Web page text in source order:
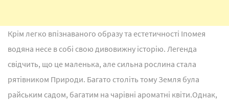
Крім легко впізнаваного образу та естетичності Іпомея
водяна несе в собі свою дивовижну історію. Легенда
свідчить, що це маленька, але сильна рослина стала
рятівником Природи. Багато століть тому Земля була
райським садом, багатим на чарівні ароматні квіти.Однак,